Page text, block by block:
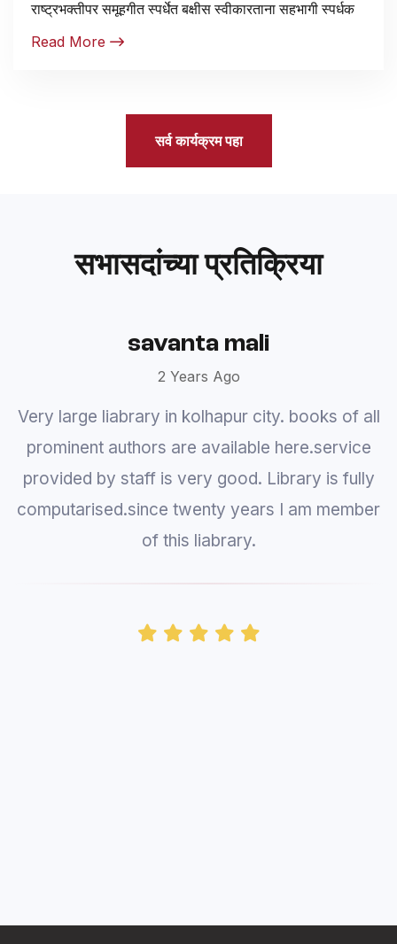
राष्ट्रभक्तीपर समूहगीत स्पर्धेत बक्षीस स्वीकारताना सहभागी स्पर्धक
Read More
सर्व कार्यक्रम पहा
सभासदांच्या प्रतिक्रिया
Prajakta
3 Years Ago
Library provides books and you can't actually
go inside and look at books and select one.
Computer searching is very slow. It takes you
ages to find one book and author. A system
update is a must.